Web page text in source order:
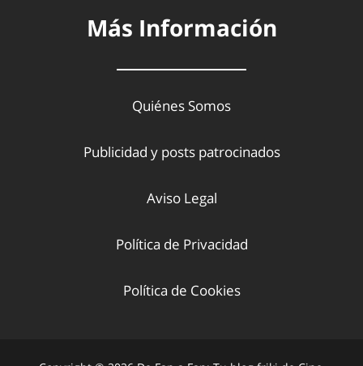
Más Información
Quiénes Somos
Publicidad y posts patrocinados
Aviso Legal
Política de Privacidad
Política de Cookies